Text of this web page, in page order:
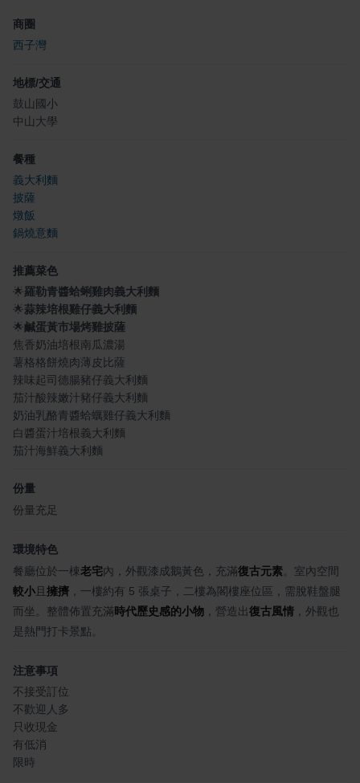
商圈
西子灣
地標/交通
鼓山國小
中山大學
餐種
義大利麵
披薩
燉飯
鍋燒意麵
推薦菜色
🌟羅勒青醬蛤蜊雞肉義大利麵
🌟蒜辣培根雞仔義大利麵
🌟鹹蛋黃市場烤雞披薩
焦香奶油培根南瓜濃湯
薯格格餅燒肉薄皮比薩
辣味起司德腸豬仔義大利麵
茄汁酸辣嫩汁豬仔義大利麵
奶油乳酪青醬蛤蠣雞仔義大利麵
白醬蛋汁培根義大利麵
茄汁海鮮義大利麵
份量
份量充足
環境特色
餐廳位於一棟老宅內，外觀漆成鵝黃色，充滿復古元素 。室內空間
較小 且 擁擠 ，一樓約有 5 張桌子，二樓為閣樓座位區，需脫鞋盤腿
而坐。整體佈置充滿時代歷史感的小物 ，營造出復古風情 ，外觀也
是熱門打卡景點。
注意事項
不接受訂位
不歡迎人多
只收現金
有低消
限時